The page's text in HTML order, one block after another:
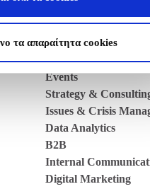
τα απαραίτητα cookies
Public Affairs
Press Office / Media
Events
Strategy &
Issues & Crisis
Data Analytics
B2B
Internal
Digital Marketing